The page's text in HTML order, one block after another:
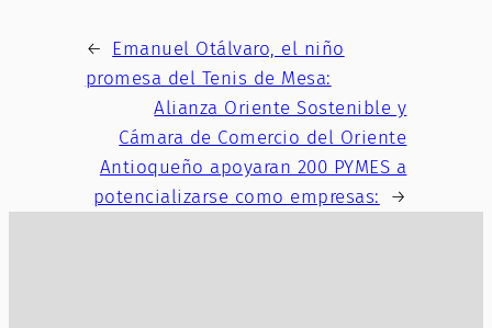
← Emanuel Otálvaro, el niño
promesa del Tenis de Mesa:
Alianza Oriente Sostenible y
Cámara de Comercio del Oriente
Antioqueño apoyaran 200 PYMES a
potencializarse como empresas:
→